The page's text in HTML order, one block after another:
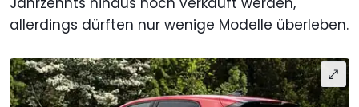
allerdings dürften nur wenige Modelle überleben.